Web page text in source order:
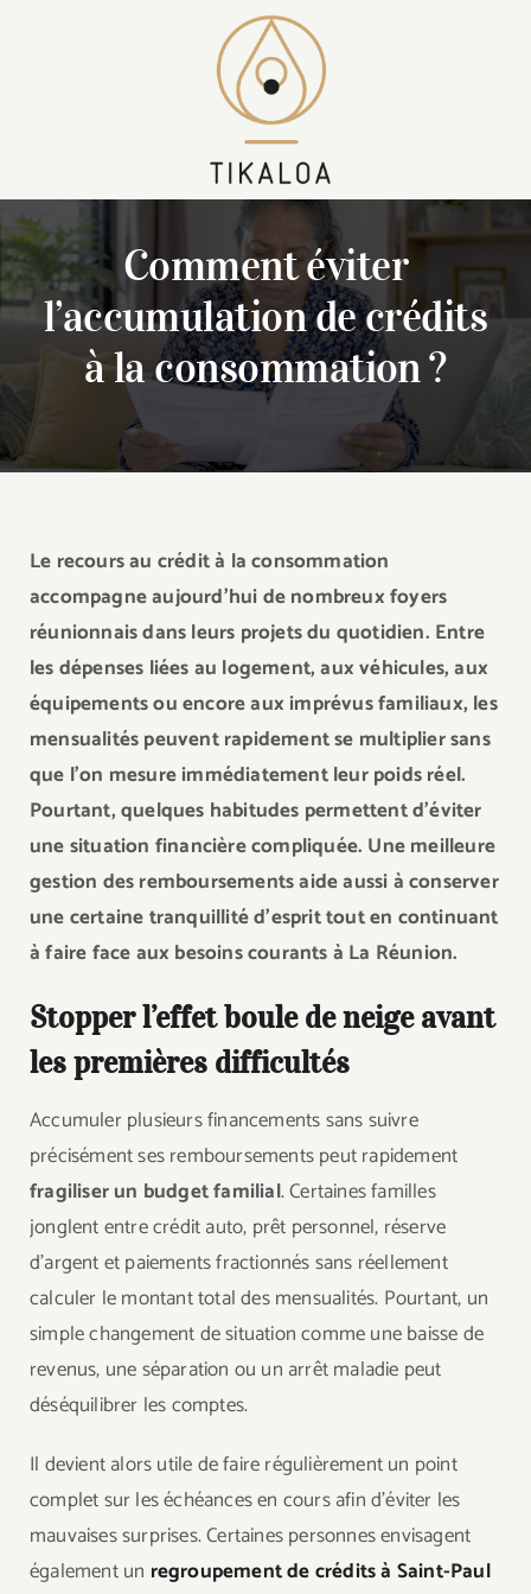
Comment éviter
l’accumulation de crédits
à la consommation ?
Le recours au crédit à la consommation
accompagne aujourd’hui de nombreux foyers
réunionnais dans leurs projets du quotidien. Entre
les dépenses liées au logement, aux véhicules, aux
équipements ou encore aux imprévus familiaux, les
mensualités peuvent rapidement se multiplier sans
que l’on mesure immédiatement leur poids réel.
Pourtant, quelques habitudes permettent d’éviter
une situation financière compliquée. Une meilleure
gestion des remboursements aide aussi à conserver
une certaine tranquillité d’esprit tout en continuant
à faire face aux besoins courants à La Réunion.
Stopper l’effet boule de neige avant
les premières difficultés
Accumuler plusieurs financements sans suivre
précisément ses remboursements peut rapidement
fragiliser un budget familial. Certaines familles
jonglent entre crédit auto, prêt personnel, réserve
d’argent et paiements fractionnés sans réellement
calculer le montant total des mensualités. Pourtant, un
simple changement de situation comme une baisse de
revenus, une séparation ou un arrêt maladie peut
déséquilibrer les comptes.
Il devient alors utile de faire régulièrement un point
complet sur les échéances en cours afin d’éviter les
mauvaises surprises. Certaines personnes envisagent
également un regroupement de crédits à Saint-Paul